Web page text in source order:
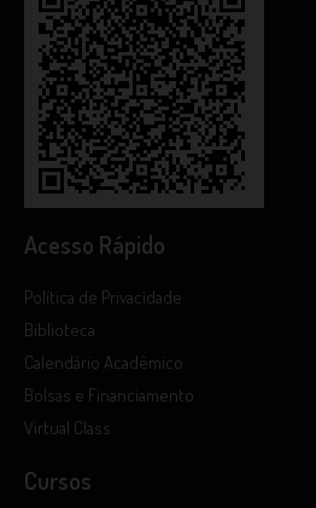
Acesso Rápido
Política de Privacidade
Biblioteca
Calendário Acadêmico
Bolsas e Financiamento
Virtual Class
Cursos